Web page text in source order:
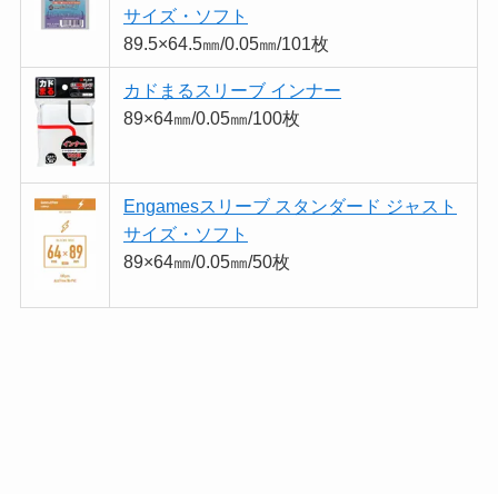
サイズ・ソフト
89.5×64.5㎜/0.05㎜/101枚
カドまるスリーブ インナー
89×64㎜/0.05㎜/100枚
Engamesスリーブ スタンダード ジャスト
サイズ・ソフト
89×64㎜/0.05㎜/50枚